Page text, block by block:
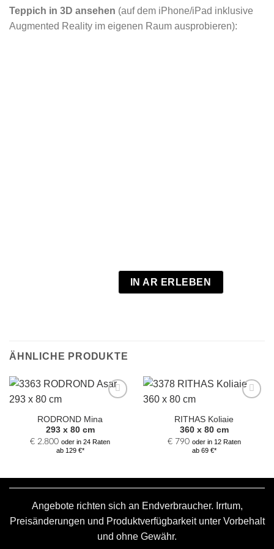
Teppich in 3D ansehen (auf dem iPhone/iPad inklusive
Augmented Reality im eigenen Raum ausprobieren):
IN AR ERLEBEN
ÄHNLICHE PRODUKTE
Auswahl
hinzufügen
RODROND Mina
293 x 80 cm
€ 2.800 oder in 24 Raten
ab 129 €*
Auswahl
hinzufügen
RITHAS Koliaie
360 x 80 cm
€790 oder in 12 Raten
ab 69 €*
Angebote richten sich an Endverbraucher. Irrtum,
Preisänderungen und Produktverfügbarkeit unter Vorbehalt
und ohne Gewähr.